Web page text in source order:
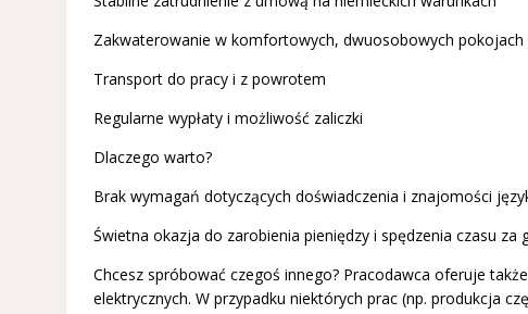
Zakwaterowanie w komfortowych, dwuosobowych pokojach
Transport do pracy i z powrotem
Regularne wypłaty i możliwość zaliczki
Dlaczego warto?
Brak wymagań dotyczących doświadczenia i znajomości
Świetna okazja do zarobienia pieniędzy i spędzenia czasu za
Chcesz spróbować czegoś innego? Pracodawca oferuje
elektrycznych. W przypadku niektórych prac (np. produkcja